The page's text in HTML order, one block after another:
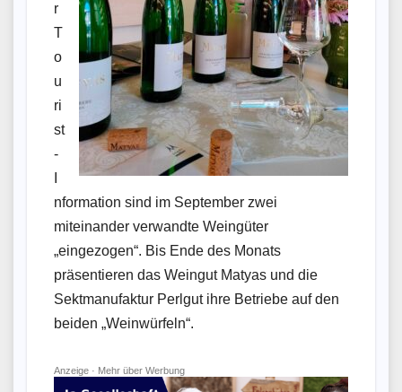
r
T
o
u
ri
st
-
nformation sind im September zwei
miteinander verwandte Weingüter
„eingezogen“. Bis Ende des Monats
präsentieren das Weingut Matyas und die
Sektmanufaktur Perlgut ihre Betriebe auf den
beiden „Weinwürfeln“.
Anzeige · Mehr über Werbung